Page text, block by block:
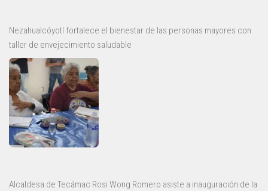
Nezahualcóyotl fortalece el bienestar de las personas mayores con
taller de envejecimiento saludable
Alcaldesa de Tecámac Rosi Wong Romero asiste a inauguración de la